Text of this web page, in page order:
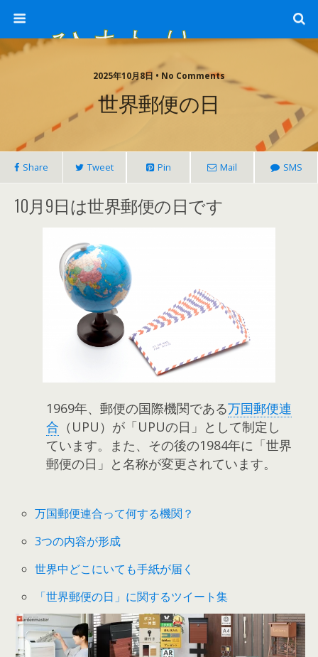
ひまわり畑 sunflower-field
2025年10月8日 • No Comments
世界郵便の日
Share Tweet Pin Mail SMS
10月9日は世界郵便の日です
1969年、郵便の国際機関である万国郵便連
合 （UPU）が「UPUの日」として制定し
ています。また、その後の1984年に「世界
郵便の日」と名称が変更されています。
万国郵便連合って何する機関？
3つの内容が形成
世界中どこにいても手紙が届く
「世界郵便の日」に関するツイート集